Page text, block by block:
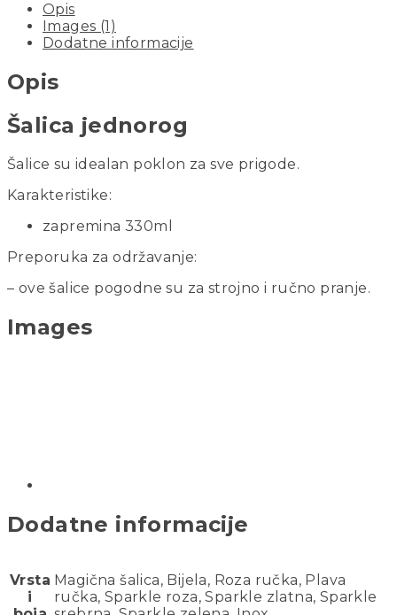
Opis
Images (1)
Dodatne informacije
Opis
Šalica jednorog
Šalice su idealan poklon za sve prigode.
Karakteristike:
zapremina 330ml
Preporuka za održavanje:
– ove šalice pogodne su za strojno i ručno pranje.
Images
Dodatne informacije
Vrsta
i
Magična šalica, Bijela, Roza ručka, Plava
ručka, Sparkle roza, Sparkle zlatna, Sparkle